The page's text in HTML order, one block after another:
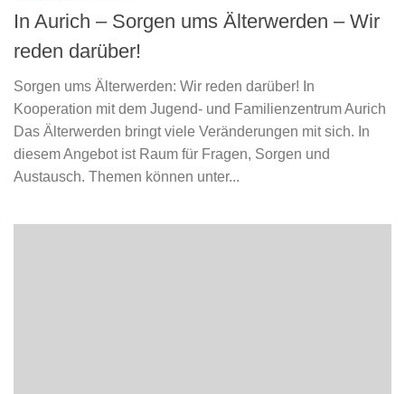
In Aurich – Sorgen ums Älterwerden – Wir
reden darüber!
Sorgen ums Älterwerden: Wir reden darüber! In
Kooperation mit dem Jugend- und Familienzentrum Aurich
Das Älterwerden bringt viele Veränderungen mit sich. In
diesem Angebot ist Raum für Fragen, Sorgen und
Austausch. Themen können unter...